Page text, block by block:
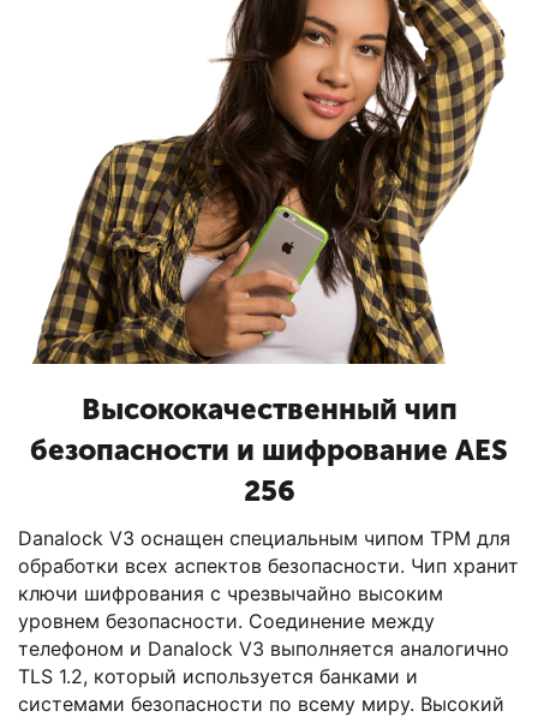
Высококачественный чип
безопасности и шифрование AES
256
Danalock V3 оснащен специальным чипом TPM для
обработки всех аспектов безопасности. Чип хранит
ключи шифрования с чрезвычайно высоким
уровнем безопасности. Соединение между
телефоном и Danalock V3 выполняется аналогично
TLS 1.2, который используется банками и
системами безопасности по всему миру. Высокий